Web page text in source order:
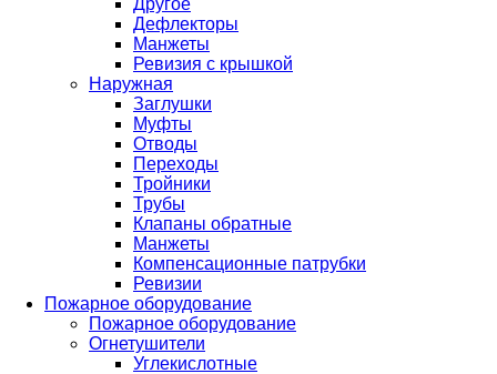
Другое
Дефлекторы
Манжеты
Ревизия с крышкой
Наружная
Заглушки
Муфты
Отводы
Переходы
Тройники
Трубы
Клапаны обратные
Манжеты
Компенсационные патрубки
Ревизии
Пожарное оборудование
Пожарное оборудование
Огнетушители
Углекислотные